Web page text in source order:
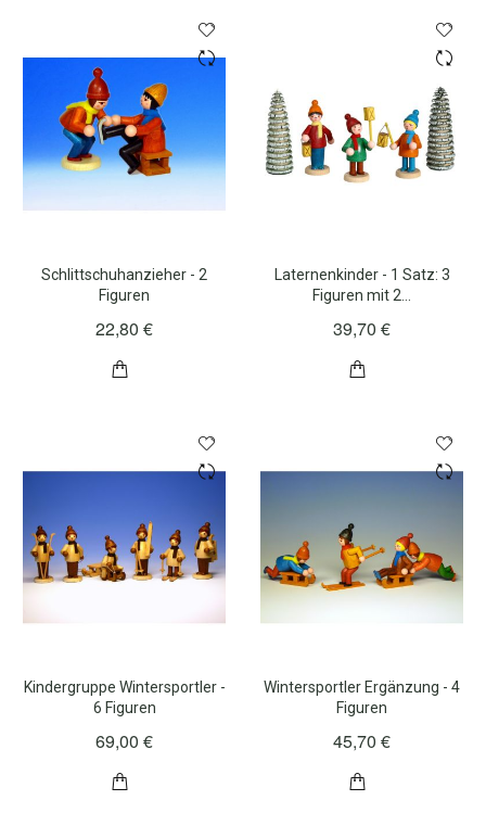
Schlittschuhanzieher - 2
Figuren
22,80 €
Laternenkinder - 1 Satz: 3
Figuren mit 2…
39,70 €
Kindergruppe Wintersportler -
6 Figuren
69,00 €
Wintersportler Ergänzung - 4
Figuren
45,70 €